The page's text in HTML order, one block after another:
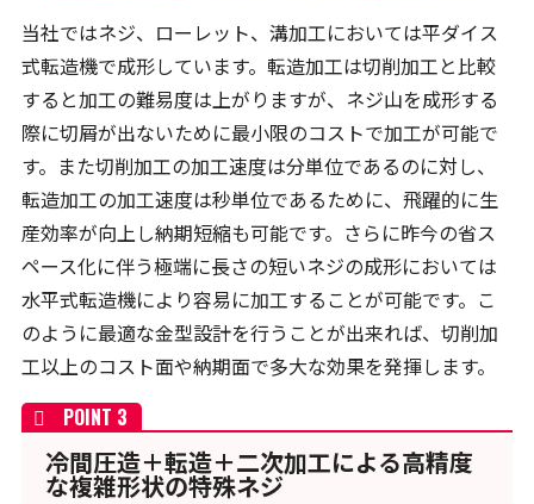
当社ではネジ、ローレット、溝加工においては平ダイス
式転造機で成形しています。転造加工は切削加工と比較
すると加工の難易度は上がりますが、ネジ山を成形する
際に切屑が出ないために最小限のコストで加工が可能で
す。また切削加工の加工速度は分単位であるのに対し、
転造加工の加工速度は秒単位であるために、飛躍的に生
産効率が向上し納期短縮も可能です。さらに昨今の省ス
ペース化に伴う極端に長さの短いネジの成形においては
水平式転造機により容易に加工することが可能です。こ
のように最適な金型設計を行うことが出来れば、切削加
工以上のコスト面や納期面で多大な効果を発揮します。
冷間圧造＋転造＋二次加工による高精度
な複雑形状の特殊ネジ